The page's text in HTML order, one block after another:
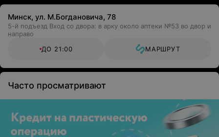
Минск, ул. М.Богдановича, 78
5-й подъезд Вход со двора: в арку около аптеки №53 во двор и
направо
ДО 21:00
МАРШРУТ
Часто просматривают